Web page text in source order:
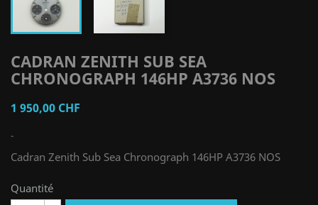
CADRAN ZENITH SUB SEA
CHRONOGRAPH 146HP A3736 NOS
1 950,00 CHF
-
Cadran Zenith Sub Sea Chronograph 146HP A3736 NOS
Quantité